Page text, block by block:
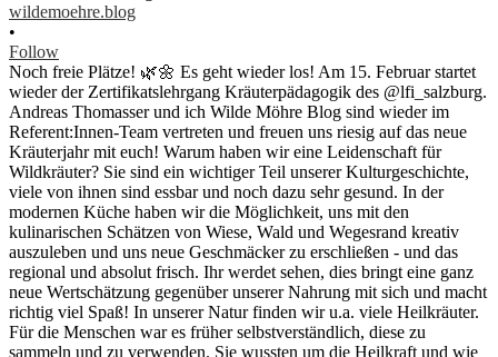
wildemoehre.blog
•
Follow
Noch freie Plätze! 🌿🌼 Es geht wieder los! Am 15. Februar startet
wieder der Zertifikatslehrgang Kräuterpädagogik des @lfi_salzburg.
Andreas Thomasser und ich Wilde Möhre Blog sind wieder im
Referent:Innen-Team vertreten und freuen uns riesig auf das neue
Kräuterjahr mit euch! Warum haben wir eine Leidenschaft für
Wildkräuter? Sie sind ein wichtiger Teil unserer Kulturgeschichte,
viele von ihnen sind essbar und noch dazu sehr gesund. In der
modernen Küche haben wir die Möglichkeit, uns mit den
kulinarischen Schätzen von Wiese, Wald und Wegesrand kreativ
auszuleben und uns neue Geschmäcker zu erschließen - und das
regional und absolut frisch. Ihr werdet sehen, dies bringt eine ganz
neue Wertschätzung gegenüber unserer Nahrung mit sich und macht
richtig viel Spaß! In unserer Natur finden wir u.a. viele Heilkräuter.
Für die Menschen war es früher selbstverständlich, diese zu
sammeln und zu verwenden. Sie wussten um die Heilkraft und wie